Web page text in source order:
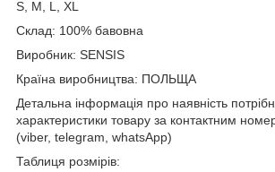
S, M, L, XL
Склад: 100% бавовна
Виробник: SENSIS
Країна виробництва: ПОЛЬЩА
Детальна інформація про наявність
характеристики товару за контактним
(viber, telegram, whatsApp)
Таблиця розмірів: